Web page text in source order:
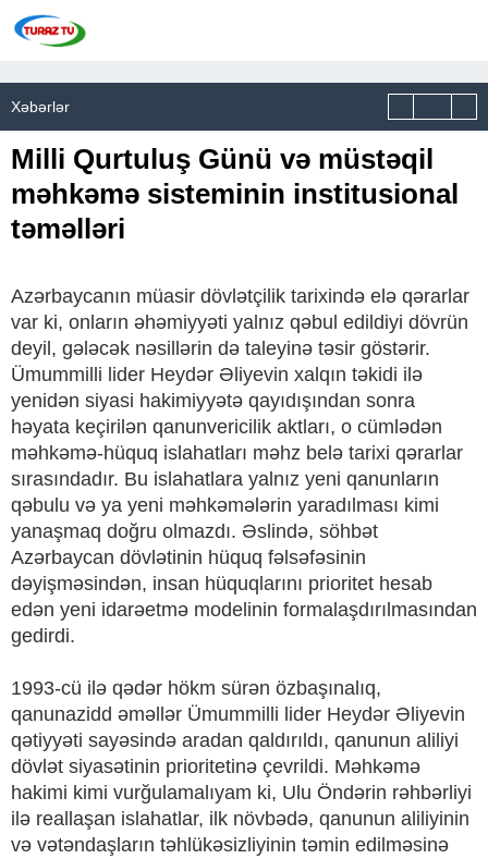
Xəbərlər
Milli Qurtuluş Günü və müstəqil
məhkəmə sisteminin institusional
təməlləri
Azərbaycanın müasir dövlətçilik tarixində elə qərarlar
var ki, onların əhəmiyyəti yalnız qəbul edildiyi dövrün
deyil, gələcək nəsillərin də taleyinə təsir göstərir.
Ümummilli lider Heydər Əliyevin xalqın təkidi ilə
yenidən siyasi hakimiyyətə qayıdışından sonra
həyata keçirilən qanunvericilik aktları, o cümlədən
məhkəmə-hüquq islahatları məhz belə tarixi qərarlar
sırasındadır. Bu islahatlara yalnız yeni qanunların
qəbulu və ya yeni məhkəmələrin yaradılması kimi
yanaşmaq doğru olmazdı. Əslində, söhbət
Azərbaycan dövlətinin hüquq fəlsəfəsinin
dəyişməsindən, insan hüquqlarını prioritet hesab
edən yeni idarəetmə modelinin formalaşdırılmasından
gedirdi.
1993-cü ilə qədər hökm sürən özbaşınalıq,
qanunazidd əməllər Ümummilli lider Heydər Əliyevin
qətiyyəti sayəsində aradan qaldırıldı, qanunun aliliyi
dövlət siyasətinin prioritetinə çevrildi. Məhkəmə
hakimi kimi vurğulamalıyam ki, Ulu Öndərin rəhbərliyi
ilə reallaşan islahatlar, ilk növbədə, qanunun aliliyinin
və vətəndaşların təhlükəsizliyinin təmin edilməsinə